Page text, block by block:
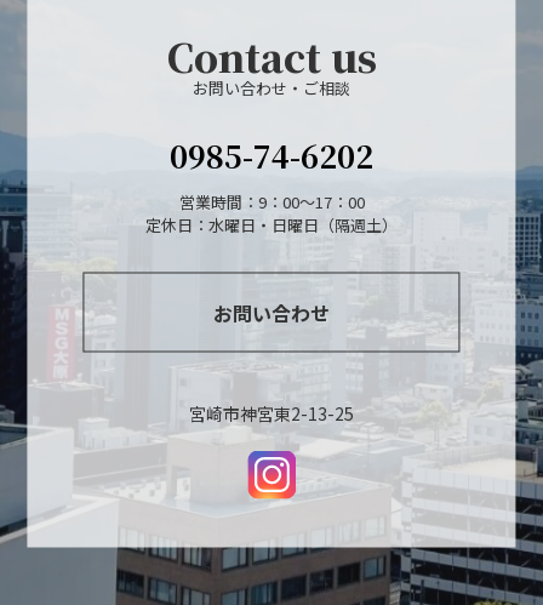
Contact us
お問い合わせ・ご相談
0985-74-6202
営業時間：9：00～17：00
定休日：水曜日・日曜日（隔週土）
お問い合わせ
宮崎市神宮東2-13-25